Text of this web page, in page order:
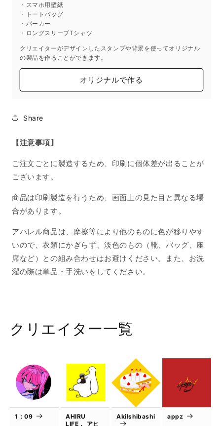
数
量
を
ら
す
を
や
す
・スマホ用壁紙
・トートバッグ
・パーカー
・ロングスリーブTシャツ
クリエイターがデザインしたスタンプや背景を使ってオリジナル
の製品を作ることができます。
オリジナルで作る
Share
【注意事項】
ご注文ごとに製造するため、印刷に個体差が出ることが
ございます。
商品は印刷製造を行うため、画面上の見た目と異なる場
合があります。
アパレル商品は、摩擦等により他のものに色が移りやす
いので、衣類にかぎらず、淡色のもの（靴、バッグ、座
席など）との組み合わせはお避けください。また、お洗
濯の際は単品・手洗いをしてください。
クリエイター一覧
1：09
AHIRU
LIFE． アヒ
AkiIshibashi appz